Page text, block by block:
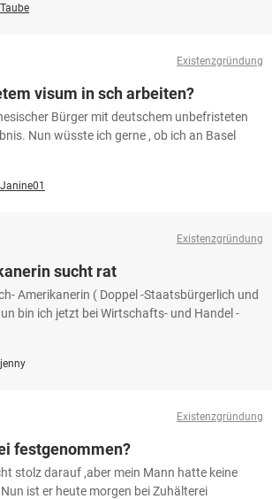
Taube
Existenzgründung
visum in sch arbeiten?
Bürger mit deutschem unbefristeten
Nun wüsste ich gerne , ob ich an Basel
Janine01
Existenzgründung
sucht rat
Amerikanerin ( Doppel -Staatsbürgerlich und
bin ich jetzt bei Wirtschafts- und Handel -
jenny
Existenzgründung
festgenommen?
stolz darauf ,aber mein Mann hatte keine
ist er heute morgen bei Zuhälterei